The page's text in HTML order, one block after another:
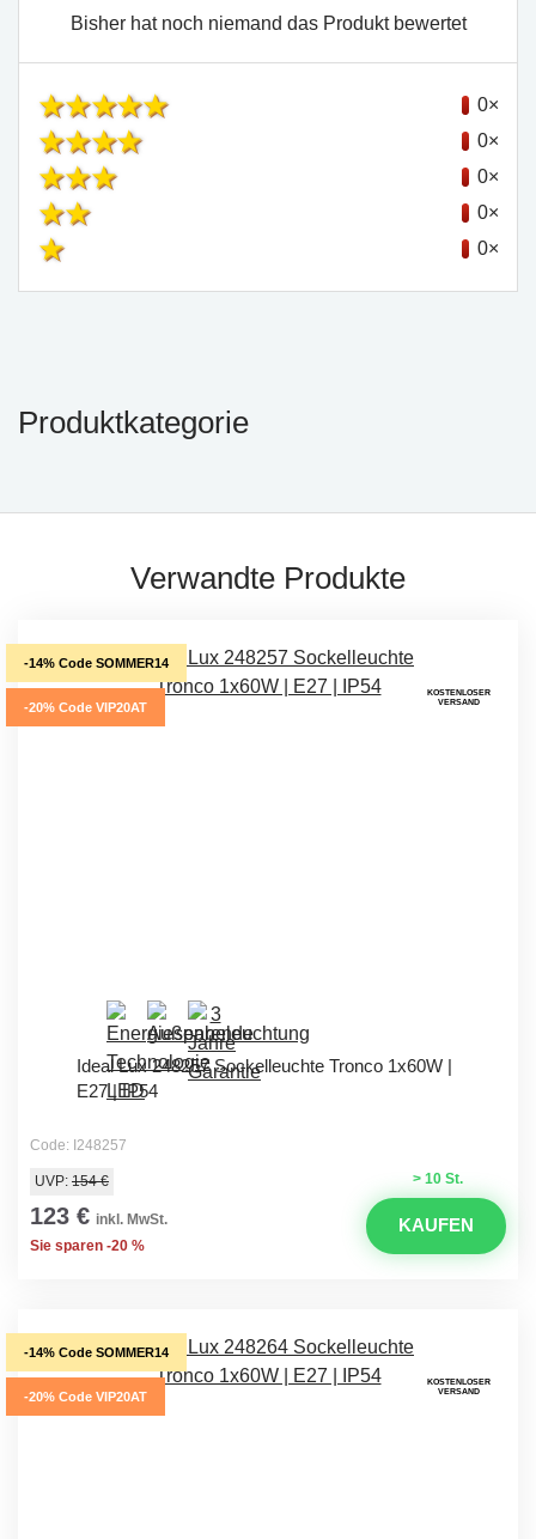
Bisher hat noch niemand das Produkt bewertet
0×
0×
0×
0×
0×
Produktkategorie
Verwandte Produkte
-14% Code SOMMER14
-20% Code VIP20AT
KOSTENLOSER
VERSAND
Ideal Lux 248257 Sockelleuchte Tronco 1x60W |
E27 | IP54
Code: I248257
> 10 St.
UVP: 154 €
123 € inkl. MwSt.
Sie sparen -20 %
KAUFEN
-14% Code SOMMER14
-20% Code VIP20AT
KOSTENLOSER
VERSAND